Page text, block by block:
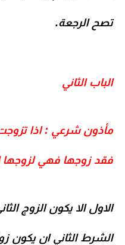
تصح الرجعة.
الباب الثاني
مأذون شرعي : اذا
فقد زوجها فهي لزوجها
الاول الا يكون الزوج
الشرط الثاني ان يكون